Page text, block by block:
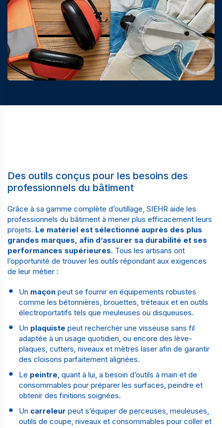
Des outils conçus pour les besoins des
professionnels du bâtiment
Grâce à sa gamme complète d’outillage, SIEHR aide les
professionnels du bâtiment à mener plus efficacement leurs
projets. Le matériel est sélectionné auprès des plus
grandes marques, afin d’assurer sa durabilité et ses
performances supérieures. Tous les artisans ont
l’opportunité de trouver les outils répondant aux exigences
de leur métier :
Un maçon peut se fournir en équipements robustes
comme les bétonnières, brouettes, tréteaux et en outils
électroportatifs tels que meuleuses ou disqueuses.
Un plaquiste peut rechercher une visseuse sans fil
adaptée à un usage quotidien, ou encore des lève-
plaques, cutters, niveaux et mètres laser afin de garantir
des cloisons parfaitement alignées.
Le peintre, quant à lui, a besoin d’outils à main et de
consommables pour préparer les surfaces, peindre et
obtenir des finitions soignées.
Un carreleur peut s’équiper de perceuses, meuleuses,
outils de coupe, niveaux et consommables pour coller et